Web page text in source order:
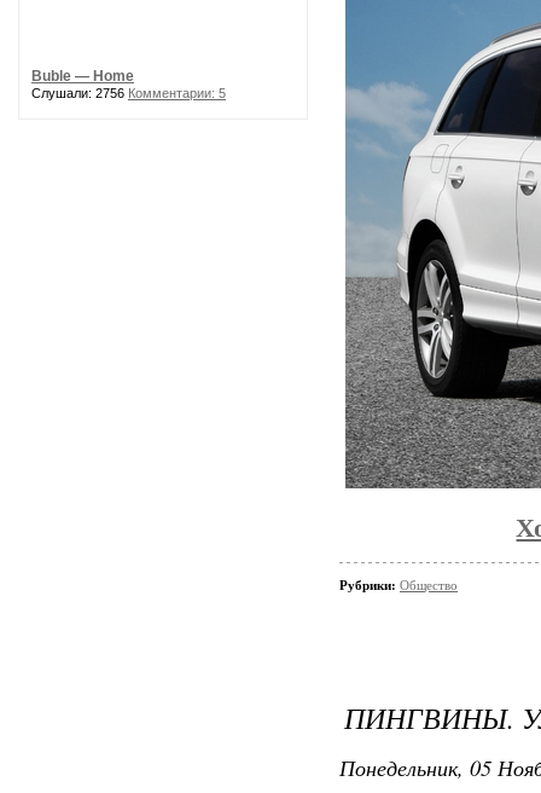
Buble — Home
Слушали: 2756 Комментарии: 5
Рубрики: Общество
ПИНГВИНЫ.
Понедельник, 05